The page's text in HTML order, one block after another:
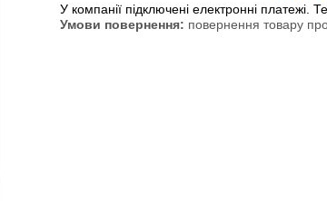
У компанії підключені електронні
повернення товару